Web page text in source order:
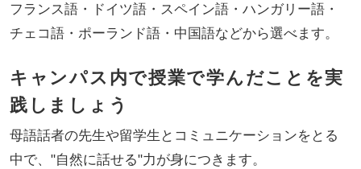
フランス語・ドイツ語・スペイン語・ハンガリー語・
チェコ語・ポーランド語・中国語などから選べます。
キャンパス内で授業で学んだことを実
践しましょう
母語話者の先生や留学生とコミュニケーションをとる
中で、"自然に話せる"力が身につきます。